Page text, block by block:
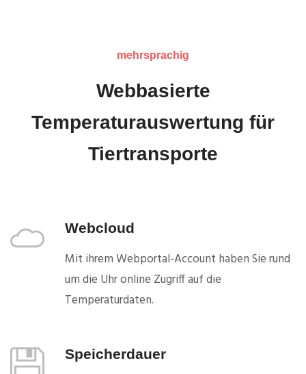
mehrsprachig
Webbasierte
Temperaturauswertung für
Tiertransporte
Webcloud
Mit ihrem Webportal-Account haben Sie rund
um die Uhr online Zugriff auf die
Temperaturdaten.
Speicherdauer